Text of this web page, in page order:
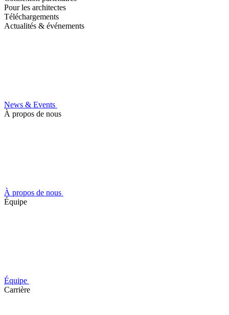
Pour les architectes
Téléchargements
Actualités & événements
News & Events
À propos de nous
À propos de nous
Équipe
Équipe
Carrière